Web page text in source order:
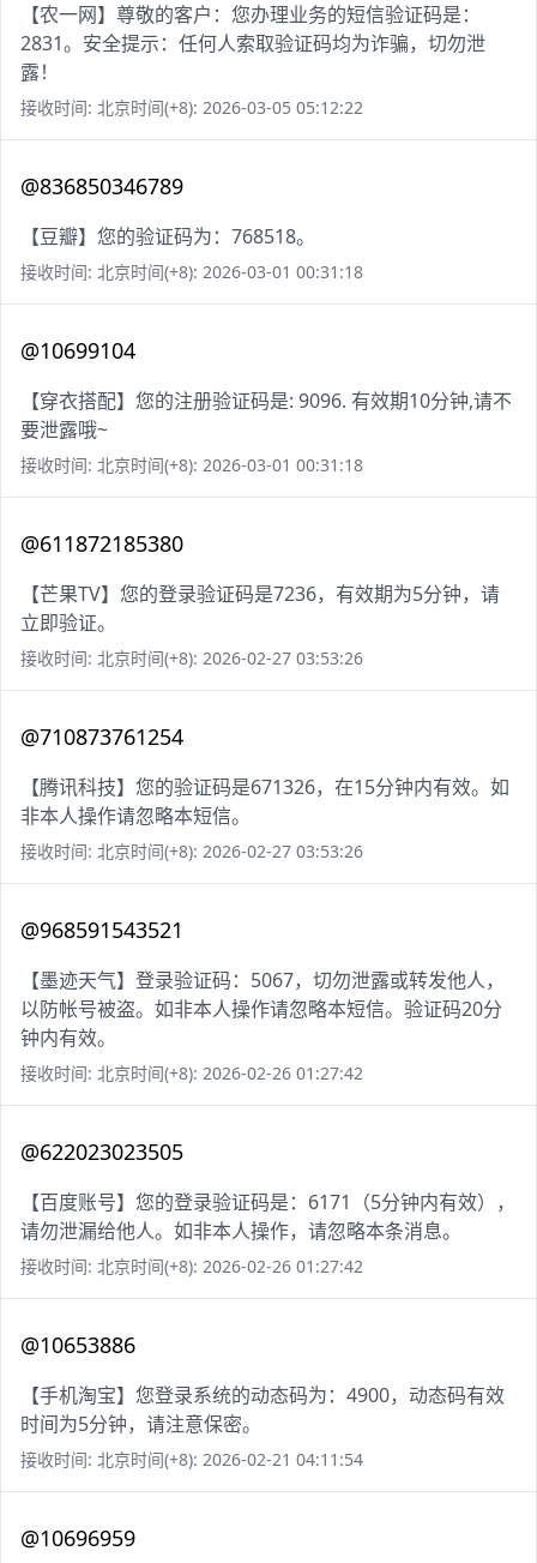
【农一网】尊敬的客户：您办理业务的短信验证码是：
2831。安全提示：任何人索取验证码均为诈骗，切勿泄
露！
接收时间: 北京时间(+8): 2026-03-05 05:12:22
@836850346789
【豆瓣】您的验证码为：768518。
接收时间: 北京时间(+8): 2026-03-01 00:31:18
@10699104
【穿衣搭配】您的注册验证码是: 9096. 有效期10分钟,请不
要泄露哦~
接收时间: 北京时间(+8): 2026-03-01 00:31:18
@611872185380
【芒果TV】您的登录验证码是7236，有效期为5分钟，请
立即验证。
接收时间: 北京时间(+8): 2026-02-27 03:53:26
@710873761254
【腾讯科技】您的验证码是671326，在15分钟内有效。如
非本人操作请忽略本短信。
接收时间: 北京时间(+8): 2026-02-27 03:53:26
@968591543521
【墨迹天气】登录验证码：5067，切勿泄露或转发他人，
以防帐号被盗。如非本人操作请忽略本短信。验证码20分
钟内有效。
接收时间: 北京时间(+8): 2026-02-26 01:27:42
@622023023505
【百度账号】您的登录验证码是：6171（5分钟内有效），
请勿泄漏给他人。如非本人操作，请忽略本条消息。
接收时间: 北京时间(+8): 2026-02-26 01:27:42
@10653886
【手机淘宝】您登录系统的动态码为：4900，动态码有效
时间为5分钟，请注意保密。
接收时间: 北京时间(+8): 2026-02-21 04:11:54
@10696959